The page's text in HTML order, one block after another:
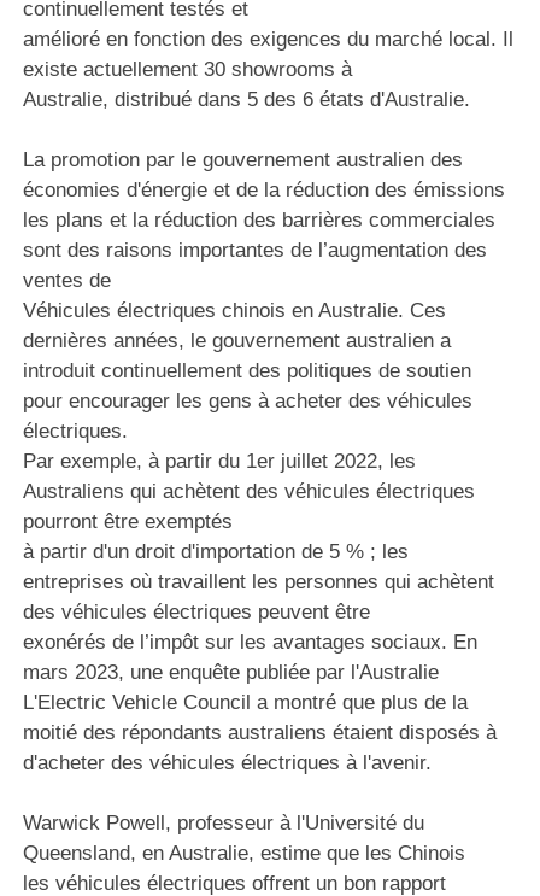
continuellement testés et
amélioré en fonction des exigences du marché local. Il
existe actuellement 30 showrooms à
Australie, distribué dans 5 des 6 états d'Australie.
La promotion par le gouvernement australien des
économies d'énergie et de la réduction des émissions
les plans et la réduction des barrières commerciales
sont des raisons importantes de l’augmentation des
ventes de
Véhicules électriques chinois en Australie. Ces
dernières années, le gouvernement australien a
introduit continuellement des politiques de soutien
pour encourager les gens à acheter des véhicules
électriques.
Par exemple, à partir du 1er juillet 2022, les
Australiens qui achètent des véhicules électriques
pourront être exemptés
à partir d'un droit d'importation de 5 % ; les
entreprises où travaillent les personnes qui achètent
des véhicules électriques peuvent être
exonérés de l’impôt sur les avantages sociaux. En
mars 2023, une enquête publiée par l'Australie
L'Electric Vehicle Council a montré que plus de la
moitié des répondants australiens étaient disposés à
d'acheter des véhicules électriques à l'avenir.
Warwick Powell, professeur à l'Université du
Queensland, en Australie, estime que les Chinois
les véhicules électriques offrent un bon rapport